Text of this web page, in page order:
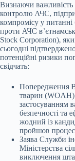
Визнаючи важливість
контролю АЧС,
компромісу у
проти АЧС
Stock Corporation),
сьогодні
потенційні ризики
свідчать:
Попередження
тварин (WOAH)
застосуванням
безпечності та
жодний із
пройшов процес
Заява Служби
Міністерства
виключення